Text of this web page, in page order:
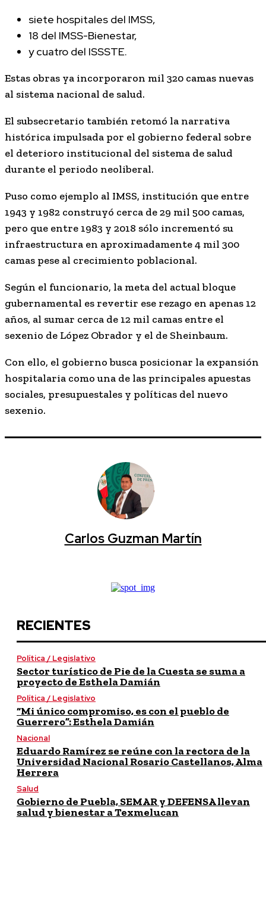
siete hospitales del IMSS,
18 del IMSS-Bienestar,
y cuatro del ISSSTE.
Estas obras ya incorporaron mil 320 camas nuevas
al sistema nacional de salud.
El subsecretario también retomó la narrativa
histórica impulsada por el gobierno federal sobre
el deterioro institucional del sistema de salud
durante el periodo neoliberal.
Puso como ejemplo al IMSS, institución que entre
1943 y 1982 construyó cerca de 29 mil 500 camas,
pero que entre 1983 y 2018 sólo incrementó su
infraestructura en aproximadamente 4 mil 300
camas pese al crecimiento poblacional.
Según el funcionario, la meta del actual bloque
gubernamental es revertir ese rezago en apenas 12
años, al sumar cerca de 12 mil camas entre el
sexenio de López Obrador y el de Sheinbaum.
Con ello, el gobierno busca posicionar la expansión
hospitalaria como una de las principales apuestas
sociales, presupuestales y políticas del nuevo
sexenio.
Carlos Guzman Martín
RECIENTES
Política / Legislativo
Sector turístico de Pie de la Cuesta se suma a
proyecto de Esthela Damián
Política / Legislativo
“Mi único compromiso, es con el pueblo de
Guerrero”: Esthela Damián
Nacional
Eduardo Ramírez se reúne con la rectora de la
Universidad Nacional Rosario Castellanos, Alma
Herrera
Salud
Gobierno de Puebla, SEMAR y DEFENSA llevan
salud y bienestar a Texmelucan